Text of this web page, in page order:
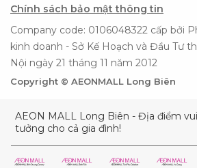
Chính sách bảo mật thông tin
Company code: 0106048322 cấp bởi
kinh doanh - Sở Kế Hoạch và Đầu Tư
Nội ngày 21 tháng 11 năm 2012
Copyright © AEONMALL Long Biên
AEON MALL Long Biên - Địa điểm
tưởng cho cả gia đình!